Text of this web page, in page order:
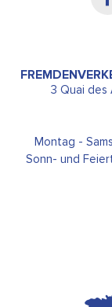
3 Quai des
Montag -
Sonn- und